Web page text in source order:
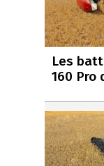
Les
160 Pro